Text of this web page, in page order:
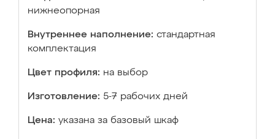
нижнеопорная
Внутреннее наполнение: стандартная
комплектация
Цвет профиля: на выбор
Изготовление: 5-7 рабочих дней
Цена: указана за базовый шкаф